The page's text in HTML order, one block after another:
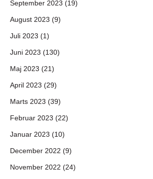
September 2023 (19)
August 2023 (9)
Juli 2023 (1)
Juni 2023 (130)
Maj 2023 (21)
April 2023 (29)
Marts 2023 (39)
Februar 2023 (22)
Januar 2023 (10)
December 2022 (9)
November 2022 (24)